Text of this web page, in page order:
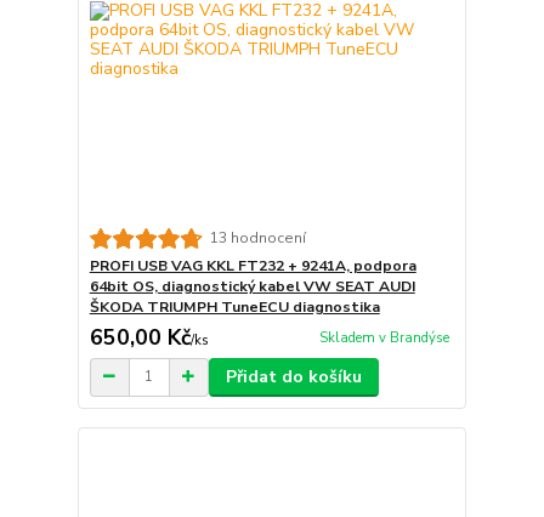
13 hodnocení
PROFI USB VAG KKL FT232 + 9241A, podpora
64bit OS, diagnostický kabel VW SEAT AUDI
ŠKODA TRIUMPH TuneECU diagnostika
650,00 Kč/ks Skladem v Brandýse
Přidat do košíku